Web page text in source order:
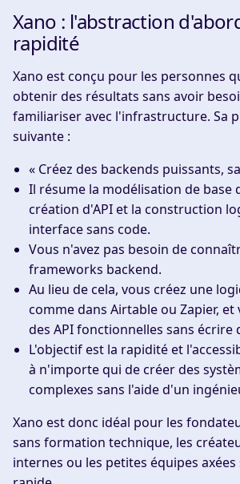
Xano : l'abstraction
rapidité
Xano est conçu pour les personnes
obtenir des résultats sans avoir
familiariser avec l'infrastructure. Sa
suivante :
« Créez des backends puissants,
Il résume la modélisation de base
création d'API et la construction
interface sans code.
Vous n'avez pas besoin de
frameworks backend.
Au lieu de cela, vous créez une
comme dans Airtable ou Zapier, et
des API fonctionnelles sans écrire
L'objectif est la rapidité et
à n'importe qui de créer des
complexes sans l'aide d'un
Xano est donc idéal pour les
sans formation technique, les
internes ou les petites équipes